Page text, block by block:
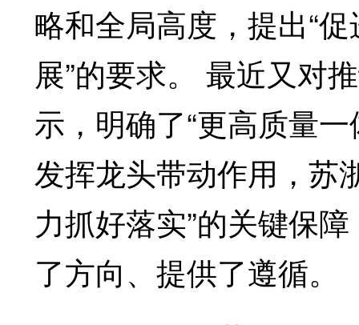
略和全局高度，提出“
展”的要求。 最近又对
示，明确了“更高质量
发挥龙头带动作用，苏
力抓好落实”的关键保
了方向、提供了遵循。